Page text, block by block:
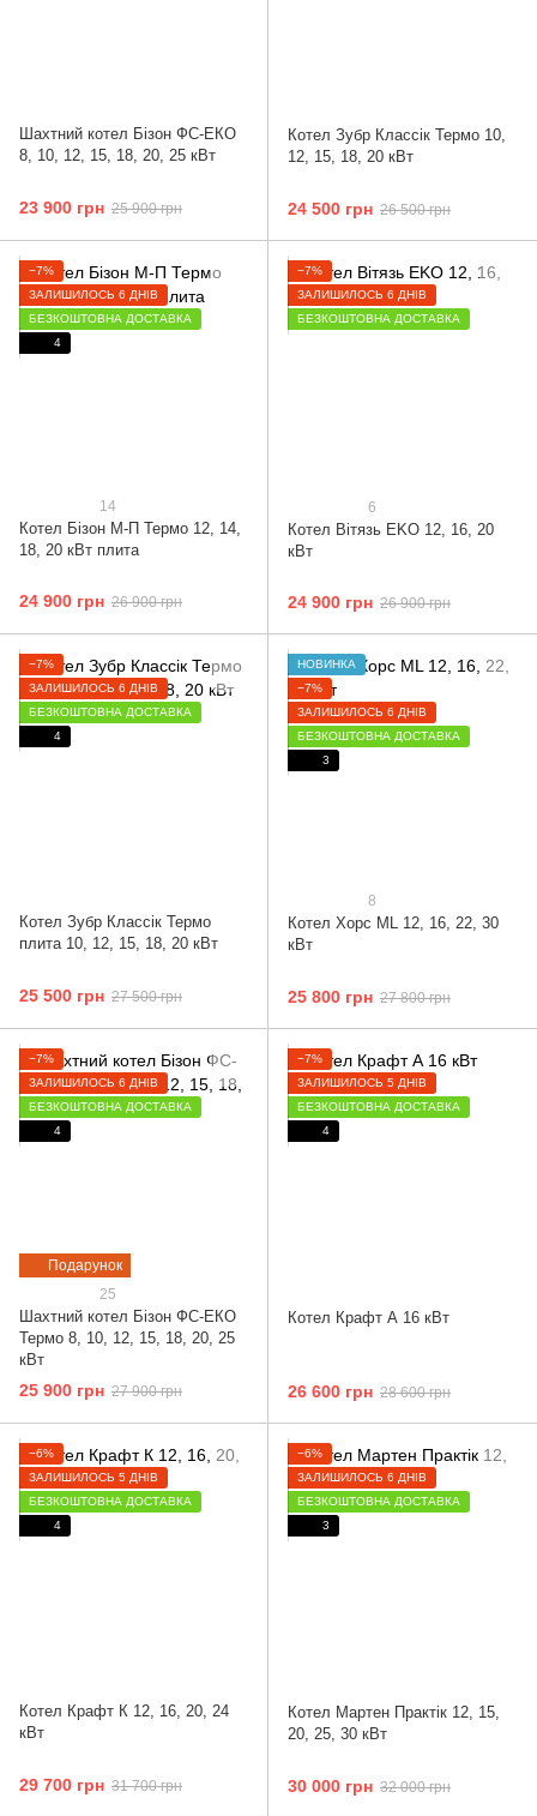
Шахтний котел Бізон ФС-ЕКО
8, 10, 12, 15, 18, 20, 25 кВт
23 900 грн 25 900 грн
Котел Зубр Классік Термо 10,
12, 15, 18, 20 кВт
24 500 грн 26 500 грн
−7%
ЗАЛИШИЛОСЬ 6 ДНІВ
БЕЗКОШТОВНА ДОСТАВКА
4
14
Котел Бізон М-П Термо 12, 14,
18, 20 кВт плита
24 900 грн 26 900 грн
−7%
ЗАЛИШИЛОСЬ 6 ДНІВ
БЕЗКОШТОВНА ДОСТАВКА
6
Котел Вітязь ЕKO 12, 16, 20
кВт
24 900 грн 26 900 грн
−7%
ЗАЛИШИЛОСЬ 6 ДНІВ
БЕЗКОШТОВНА ДОСТАВКА
4
Котел Зубр Классік Термо
плита 10, 12, 15, 18, 20 кВт
25 500 грн 27 500 грн
НОВИНКА
−7%
ЗАЛИШИЛОСЬ 6 ДНІВ
БЕЗКОШТОВНА ДОСТАВКА
3
8
Котел Хорс ML 12, 16, 22, 30
кВт
25 800 грн 27 800 грн
Подарунок
−7%
ЗАЛИШИЛОСЬ 6 ДНІВ
БЕЗКОШТОВНА ДОСТАВКА
4
25
Шахтний котел Бізон ФС-ЕКО
Термо 8, 10, 12, 15, 18, 20, 25
кВт
25 900 грн 27 900 грн
−7%
ЗАЛИШИЛОСЬ 5 ДНІВ
БЕЗКОШТОВНА ДОСТАВКА
4
Котел Крафт А 16 кВт
26 600 грн 28 600 грн
−6%
ЗАЛИШИЛОСЬ 5 ДНІВ
БЕЗКОШТОВНА ДОСТАВКА
4
Котел Крафт К 12, 16, 20, 24
кВт
29 700 грн 31 700 грн
−6%
ЗАЛИШИЛОСЬ 6 ДНІВ
БЕЗКОШТОВНА ДОСТАВКА
3
Котел Мартен Практік 12, 15,
20, 25, 30 кВт
30 000 грн 32 000 грн